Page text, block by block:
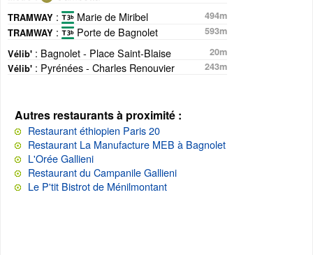
TRAMWAY : Marie de Miribel
494m
TRAMWAY : Porte de Bagnolet
593m
Vélib' : Bagnolet - Place Saint-Blaise
20m
Vélib' : Pyrénées - Charles Renouvier 243m
Autres restaurants à proximité :
Restaurant éthiopien Paris 20
Restaurant La Manufacture MEB à Bagnolet
L'Orée Gallieni
Restaurant du Campanile Gallieni
Le P'tit Bistrot de Ménilmontant